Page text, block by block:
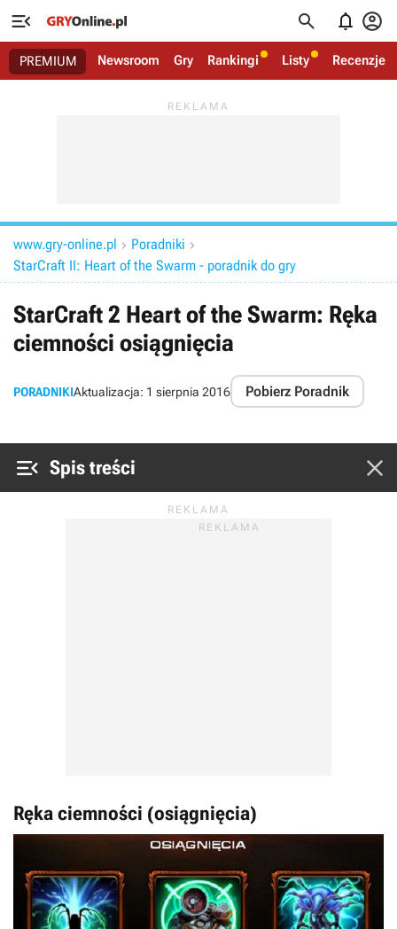
   
PREMIUM Newsroom Gry Rankingi Listy Recenzje
www.gry-online.pl  Poradniki 
StarCraft II: Heart of the Swarm - poradnik do gry
StarCraft 2 Heart of the Swarm: Ręka
ciemności osiągnięcia
PORADNIKIAktualizacja: 1 sierpnia 2016 Pobierz Poradnik
 Spis treści 
Ręka ciemności (osiągnięcia)